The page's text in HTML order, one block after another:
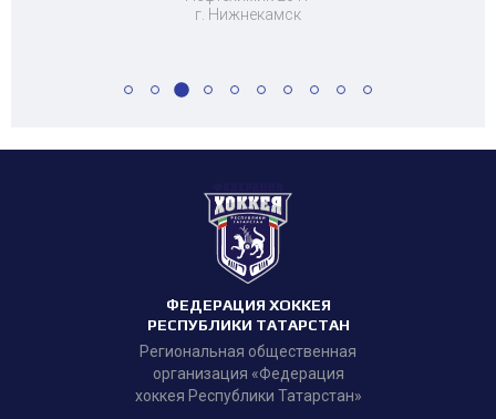
г. Нижнекамск
ФЕДЕРАЦИЯ ХОККЕЯ
РЕСПУБЛИКИ ТАТАРСТАН
Региональная общественная
организация «Федерация
хоккея Республики Татарстан»